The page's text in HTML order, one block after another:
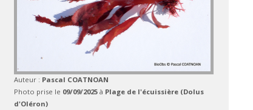
Auteur : Pascal COATNOAN
Photo prise le 09/09/2025à Plage de l'écuissière (Dolus
d'Oléron)